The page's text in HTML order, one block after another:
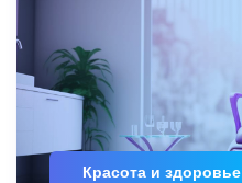
Красота и здоровье